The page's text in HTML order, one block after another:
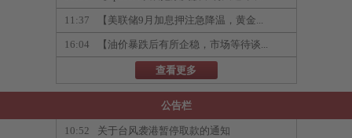
11:37 【美联储9月加息押注急降温，黄金...
16:04 【油价暴跌后有所企稳，市场等待谈...
查看更多
公告栏
10:52 关于台风袭港暂停取款的通知